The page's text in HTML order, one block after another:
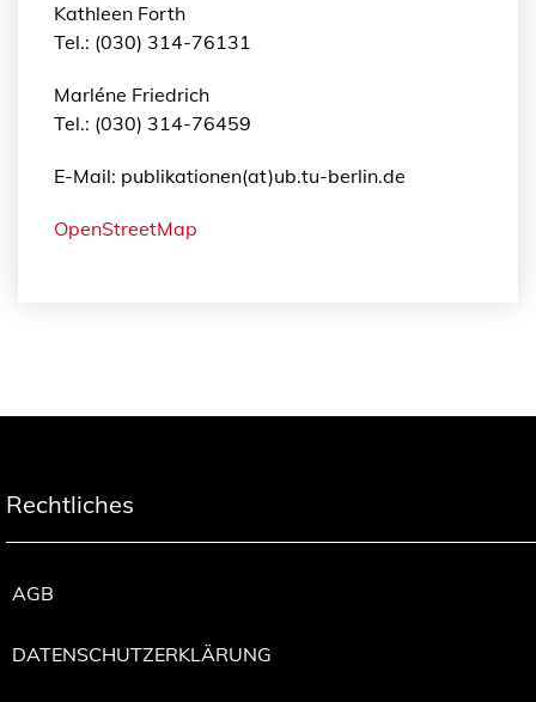
Kathleen Forth
Tel.: (030) 314-76131
Marléne Friedrich
Tel.: (030) 314-76459
E-Mail: publikationen(at)ub.tu-berlin.de
OpenStreetMap
Rechtliches
AGB
DATENSCHUTZERKLÄRUNG